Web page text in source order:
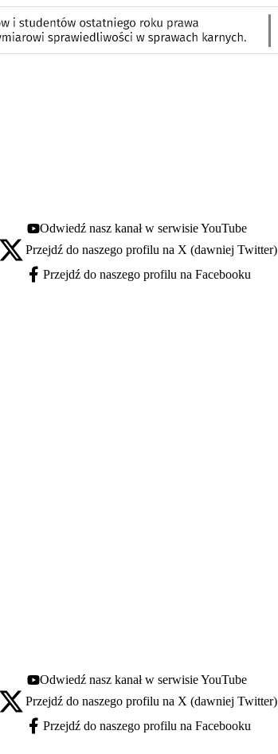
Youtube - otwiera się w nowej karcie
Odwiedź nasz kanał w serwisie YouTube
X - otwiera się w nowej karcie
Przejdź do naszego profilu na X (dawniej Twitter)
Facebook - otwiera się w nowej karcie
Przejdź do naszego profilu na Facebooku
Youtube - otwiera się w nowej karcie
Odwiedź nasz kanał w serwisie YouTube
X - otwiera się w nowej karcie
Przejdź do naszego profilu na X (dawniej Twitter)
Facebook - otwiera się w nowej karcie
Przejdź do naszego profilu na Facebooku